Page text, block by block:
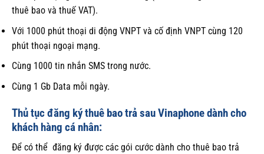
thuê bao và thuế VAT).
Với 1000 phút thoại di động VNPT và cố định VNPT cùng 120
phút thoại ngoại mạng.
Cùng 1000 tin nhắn SMS trong nước.
Cùng 1 Gb Data mỗi ngày.
Thủ tục đăng ký thuê bao trả sau Vinaphone dành cho
khách hàng cá nhân:
Để có thể đăng ký được các gói cước dành cho thuê bao trả